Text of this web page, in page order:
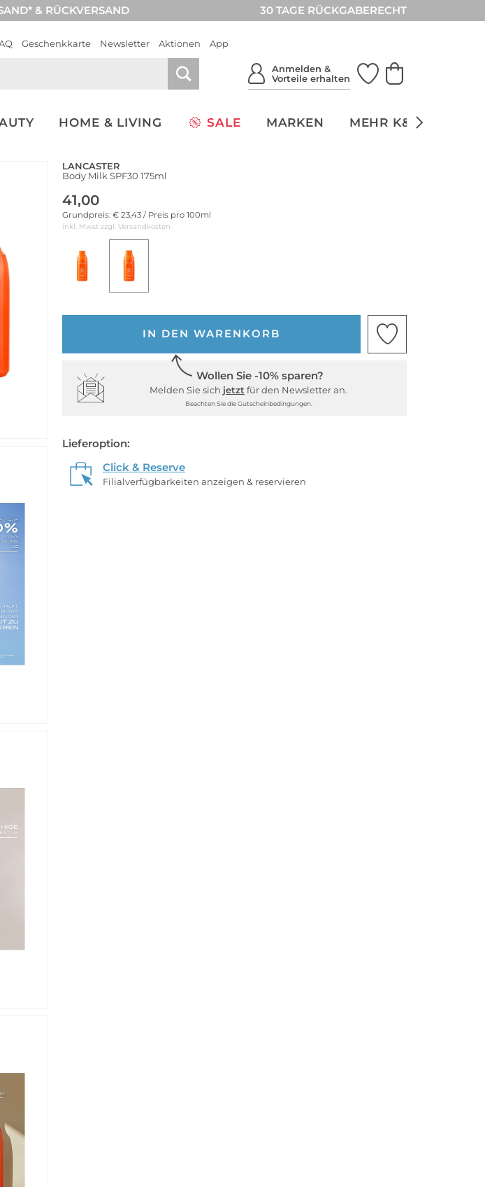
& RÜCKVERSAND 30 TAGE RÜCKGABERECHT
Geschenkkarte Newsletter Aktionen App
Anmelden &
Vorteile erhalten
HOME & LIVING SALE MARKEN MEHR K&Ö
LANCASTER
Body Milk SPF30 175ml
41,00
Grundpreis: € 23,43 / Preis pro 100ml
inkl. Mwst zzgl. Versandkosten
IN DEN WARENKORB
Wollen Sie -10% sparen?
Melden Sie sich jetzt für den Newsletter an.
Beachten Sie die Gutscheinbedingungen.
Lieferoption:
Click & Reserve
Filialverfügbarkeiten anzeigen & reservieren